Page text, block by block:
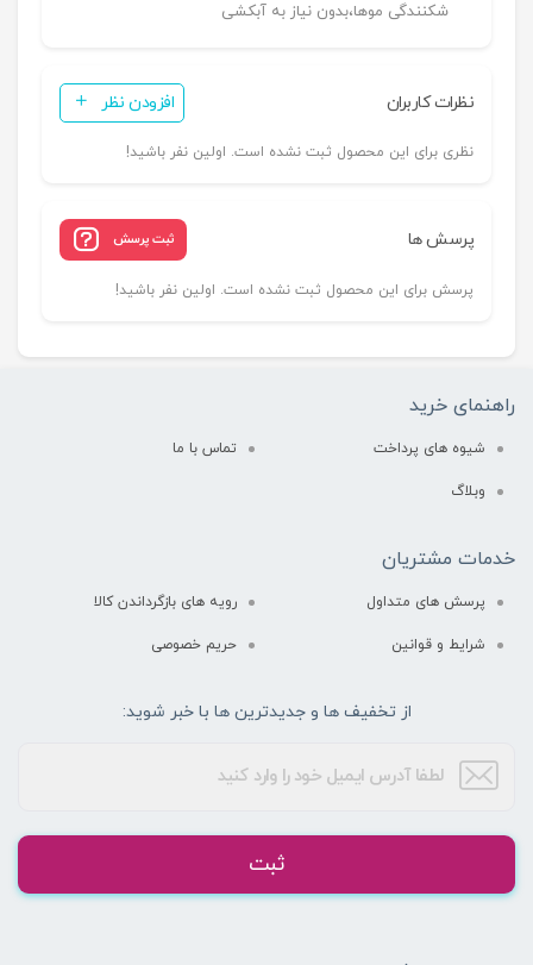
شکنندگی موها،بدون نیاز به آبکشی
نظرات کاربران افزودن نظر
نظری برای این محصول ثبت نشده است. اولین نفر باشید!
پرسش ها ثبت پرسش
پرسش برای این محصول ثبت نشده است. اولین نفر باشید!
راهنمای خرید
شیوه های پرداخت تماس با ما
وبلاگ
خدمات مشتریان
پرسش های متداول رویه های بازگرداندن کالا
شرایط و قوانین حریم خصوصی
از تخفیف ها و جدیدترین ها با خبر شوید:
ثبت